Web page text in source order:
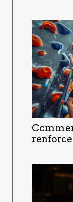
renforce